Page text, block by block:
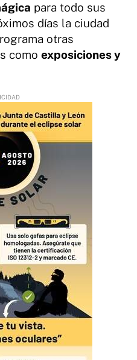
para todo sus
días la ciudad
otras
como exposiciones y